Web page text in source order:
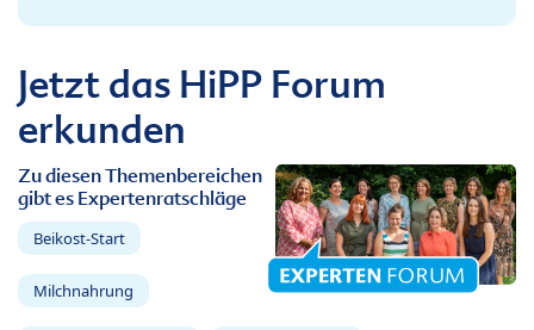
Jetzt das HiPP Forum
erkunden
Zu diesen Themenbereichen
gibt es Expertenratschläge
Beikost-Start
Milchnahrung